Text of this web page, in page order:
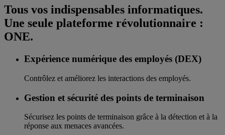
Tous vos indispensables informatiques.
Une seule plateforme révolutionnaire :
ONE.
Expérience numérique des employés (DEX)
Contrôlez et améliorez les interactions des employés.
Gestion et sécurité des points de terminaison
Sécurisez les points de terminaison grâce à la détection et à la
réponse aux menaces avancées.